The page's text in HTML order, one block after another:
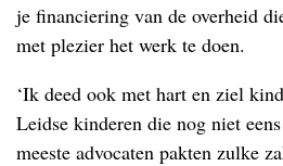
je financiering van de overheid
met plezier het werk te doen.
‘Ik deed ook met hart en ziel
Leidse kinderen die nog niet
meeste advocaten pakten zulke